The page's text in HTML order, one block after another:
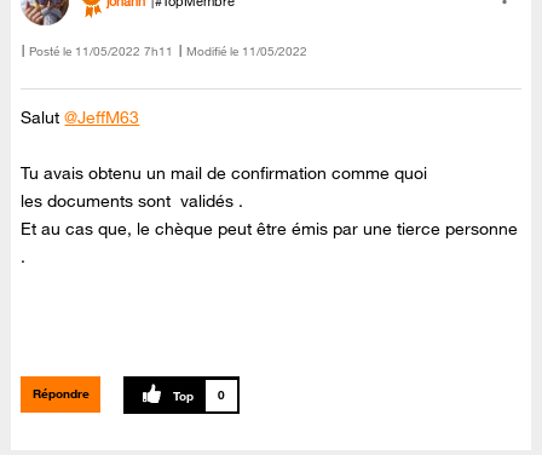
Posté le ‎11/05/2022 7h11 Modifié le 11/05/2022
Salut@JeffM63
Tu avais obtenu un mail de confirmation comme quoi
les documents sont validés .
Et au cas que, le chèque peut être émis par une tierce personne
.
Répondre 0